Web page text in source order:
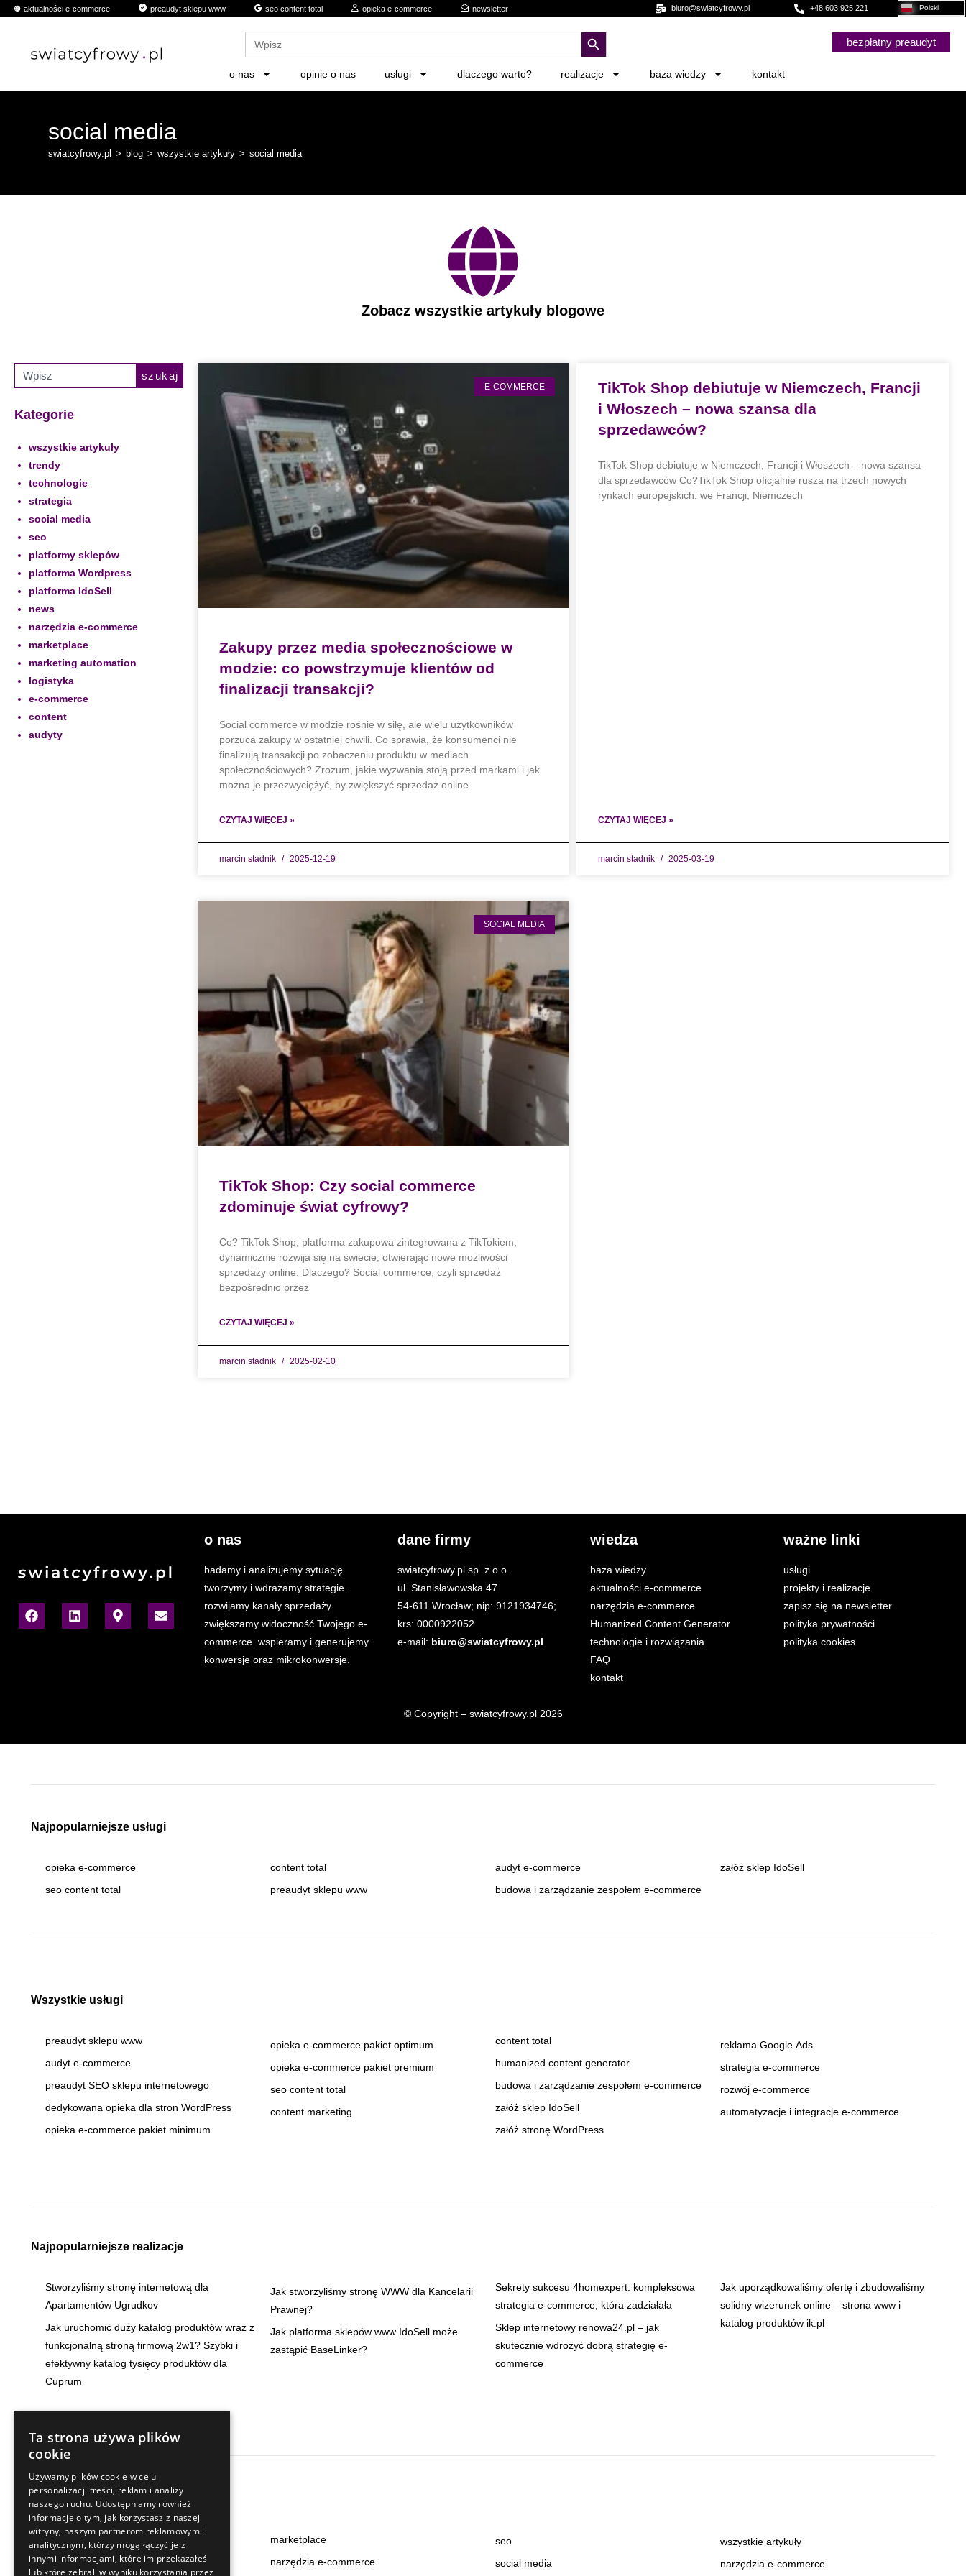
aktualności e-commerce preaudyt sklepu www seo content total opieka e-commerce newsletter biuro@swiatcyfrowy.pl +48 603 925 221 Polski
Search
for:
search button
bezpłatny preaudyt
o nas opinie o nas usługi dlaczego warto? realizacje baza wiedzy kontakt
social media
swiatcyfrowy.pl > blog > wszystkie artykuły > social media
Zobacz wszystkie artykuły blogowe
szukaj
Kategorie
wszystkie artykuły
trendy
technologie
strategia
social media
seo
platformy sklepów
platforma Wordpress
platforma IdoSell
news
narzędzia e-commerce
marketplace
marketing automation
logistyka
e-commerce
content
audyty
E-COMMERCE
Zakupy przez media społecznościowe w
modzie: co powstrzymuje klientów od
finalizacji transakcji?
Social commerce w modzie rośnie w siłę, ale wielu użytkowników
porzuca zakupy w ostatniej chwili. Co sprawia, że konsumenci nie
finalizują transakcji po zobaczeniu produktu w mediach
społecznościowych? Zrozum, jakie wyzwania stoją przed markami i jak
można je przezwyciężyć, by zwiększyć sprzedaż online.
CZYTAJ WIĘCEJ »
marcin stadnik 2025-12-19
TikTok Shop debiutuje w Niemczech, Francji
i Włoszech – nowa szansa dla
sprzedawców?
TikTok Shop debiutuje w Niemczech, Francji i Włoszech – nowa szansa
dla sprzedawców Co?TikTok Shop oficjalnie rusza na trzech nowych
rynkach europejskich: we Francji, Niemczech
CZYTAJ WIĘCEJ »
marcin stadnik 2025-03-19
SOCIAL MEDIA
TikTok Shop: Czy social commerce
zdominuje świat cyfrowy?
Co? TikTok Shop, platforma zakupowa zintegrowana z TikTokiem,
dynamicznie rozwija się na świecie, otwierając nowe możliwości
sprzedaży online. Dlaczego? Social commerce, czyli sprzedaż
bezpośrednio przez
CZYTAJ WIĘCEJ »
marcin stadnik 2025-02-10
o nas
badamy i analizujemy sytuację.
tworzymy i wdrażamy strategie.
rozwijamy kanały sprzedaży.
zwiększamy widoczność Twojego e-
commerce. wspieramy i generujemy
konwersje oraz mikrokonwersje.
dane firmy
swiatcyfrowy.pl sp. z o.o.
ul. Stanisławowska 47
54-611 Wrocław; nip: 9121934746;
krs: 0000922052
e-mail: biuro@swiatcyfrowy.pl
wiedza
baza wiedzy
aktualności e-commerce
narzędzia e-commerce
Humanized Content Generator
technologie i rozwiązania
FAQ
kontakt
ważne linki
usługi
projekty i realizacje
zapisz się na newsletter
polityka prywatności
polityka cookies
© Copyright – swiatcyfrowy.pl 2026
Najpopularniejsze usługi
opieka e-commerce
seo content total
content total
preaudyt sklepu www
audyt e-commerce
budowa i zarządzanie zespołem e-commerce
załóż sklep IdoSell
Wszystkie usługi
preaudyt sklepu www
audyt e-commerce
preaudyt SEO sklepu internetowego
dedykowana opieka dla stron WordPress
opieka e-commerce pakiet minimum
opieka e-commerce pakiet optimum
opieka e-commerce pakiet premium
seo content total
content marketing
content total
humanized content generator
budowa i zarządzanie zespołem e-commerce
załóż sklep IdoSell
załóż stronę WordPress
reklama Google Ads
strategia e-commerce
rozwój e-commerce
automatyzacje i integracje e-commerce
Najpopularniejsze realizacje
Stworzyliśmy stronę internetową dla
Apartamentów Ugrudkov
Jak uruchomić duży katalog produktów wraz z
funkcjonalną stroną firmową 2w1? Szybki i
efektywny katalog tysięcy produktów dla
Cuprum
Jak stworzyliśmy stronę WWW dla Kancelarii
Prawnej?
Jak platforma sklepów www IdoSell może
zastąpić BaseLinker?
Sekrety sukcesu 4homexpert: kompleksowa
strategia e-commerce, która zadziałała
Sklep internetowy renowa24.pl – jak
skutecznie wdrożyć dobrą strategię e-
commerce
Jak uporządkowaliśmy ofertę i zbudowaliśmy
solidny wizerunek online – strona www i
katalog produktów ik.pl
Baza wiedzy
audyty
content
marketplace
narzędzia e-commerce
seo
social media
wszystkie artykuły
narzędzia e-commerce
Ta strona używa plików
cookie
Używamy plików cookie w celu
personalizacji treści, reklam i analizy
naszego ruchu. Udostępniamy również
informacje o tym, jak korzystasz z naszej
witryny, naszym partnerom reklamowym i
analitycznym, którzy mogą łączyć je z
innymi informacjami, które im przekazałeś
lub które zebrali w wyniku korzystania przez